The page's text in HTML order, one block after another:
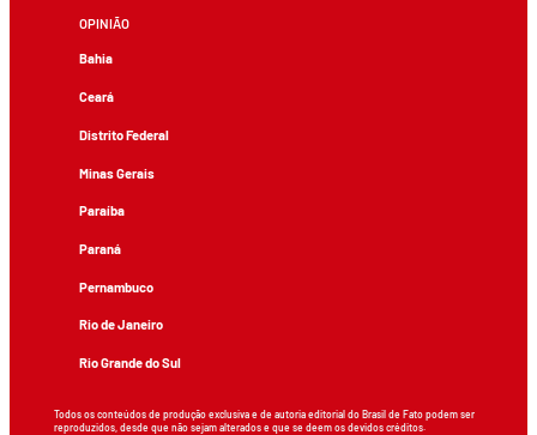
OPINIÃO
Bahia
Ceará
Distrito Federal
Minas Gerais
Paraíba
Paraná
Pernambuco
Rio de Janeiro
Rio Grande do Sul
Todos os conteúdos de produção exclusiva e de autoria editorial do Brasil de Fato podem ser
reproduzidos, desde que não sejam alterados e que se deem os devidos créditos.